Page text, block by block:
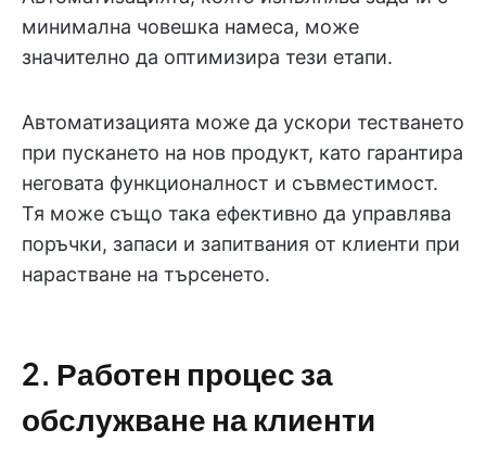
минимална човешка намеса, може
значително да оптимизира тези етапи.
Автоматизацията може да ускори тестването
при пускането на нов продукт, като гарантира
неговата функционалност и съвместимост.
Тя може също така ефективно да управлява
поръчки, запаси и запитвания от клиенти при
нарастване на търсенето.
2. Работен процес за
обслужване на клиенти